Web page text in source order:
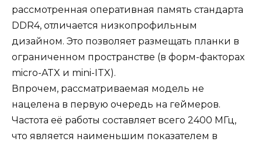
рассмотренная оперативная память стандарта
DDR4, отличается низкопрофильным
дизайном. Это позволяет размещать планки в
ограниченном пространстве (в форм-факторах
micro-ATX и mini-ITX).
Впрочем, рассматриваемая модель не
нацелена в первую очередь на геймеров.
Частота её работы составляет всего 2400 МГц,
что является наименьшим показателем в